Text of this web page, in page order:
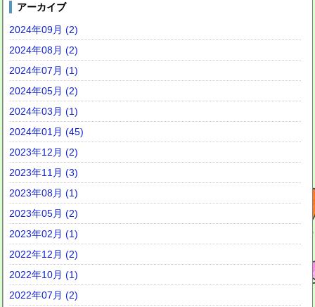
アーカイブ
2024年09月 (2)
2024年08月 (2)
2024年07月 (1)
2024年05月 (2)
2024年03月 (1)
2024年01月 (45)
2023年12月 (2)
2023年11月 (3)
2023年08月 (1)
2023年05月 (2)
2023年02月 (1)
2022年12月 (2)
2022年10月 (1)
2022年07月 (2)